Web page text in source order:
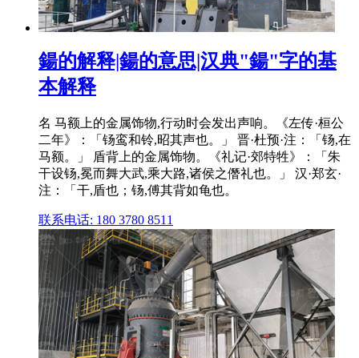
鍚的解释|鍚的意思|汉典"鍚"字的基
本解释
名 马额上的金属饰物,行动时会发出声响。《左传·桓公
二年》：「钖鸾和铃,昭其声也。」 晋·杜预·注：「钖,在
马额。」 盾背上的金属饰物。《礼记·郊特牲》：「朱
干设钖,冕而舞大武,乘大路,诸侯之僭礼也。」 汉·郑玄·
注：「干,盾也；钖,傅其背如龟也。
联系电话: 180 3780 8511